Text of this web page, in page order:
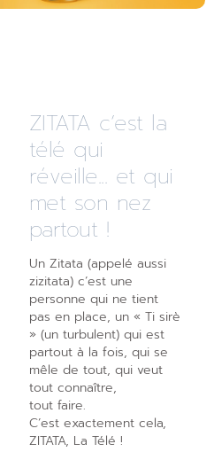
ZITATA c’est la
télé qui
réveille... et qui
met son nez
partout !
Un Zitata (appelé aussi
zizitata) c’est une
personne qui ne tient
pas en place, un « Ti sirè
» (un turbulent) qui est
partout à la fois, qui se
mêle de tout, qui veut
tout connaître,
tout faire.
C’est exactement cela,
ZITATA, La Télé !